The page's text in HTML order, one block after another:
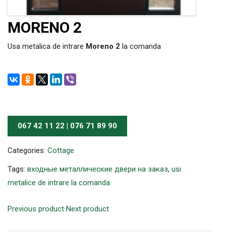
MORENO 2
Usa metalica de intrare Moreno 2 la comanda
067 42 11 22 | 076 71 89 90
Categories: Cottage
Tags: входные металлические двери на заказ, usi
metalice de intrare la comanda
Previous product Next product